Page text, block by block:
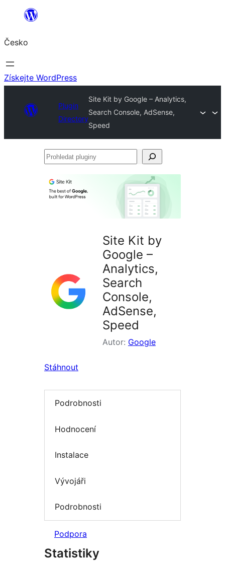
Přeskočit
obsah
Česko
Získejte WordPress
Plugin
Directory
Site Kit by Google – Analytics,
Search Console, AdSense,
Speed
Prohledat
Site Kit by
Google –
Analytics,
Search
Console,
AdSense,
Speed
Autor: Google
Stáhnout
Podrobnosti
Hodnocení
Instalace
Vývojáři
Podrobnosti
Podpora
Statistiky